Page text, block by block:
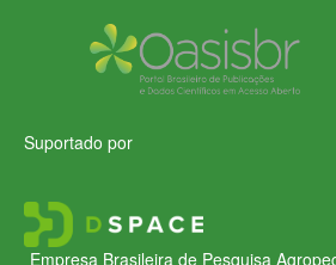
Suportado por
Empresa Brasileira de Pesquisa